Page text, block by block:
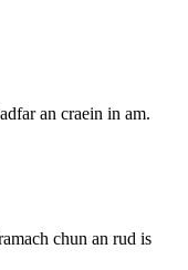
an craein in am.
chun an rud is